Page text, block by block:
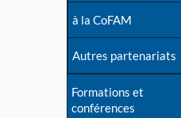
à la CoFAM
Autres partenariats
Formations et
conférences